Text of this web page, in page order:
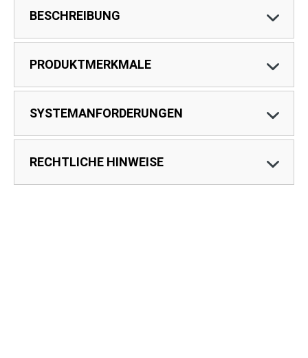
BESCHREIBUNG
PRODUKTMERKMALE
SYSTEMANFORDERUNGEN
RECHTLICHE HINWEISE